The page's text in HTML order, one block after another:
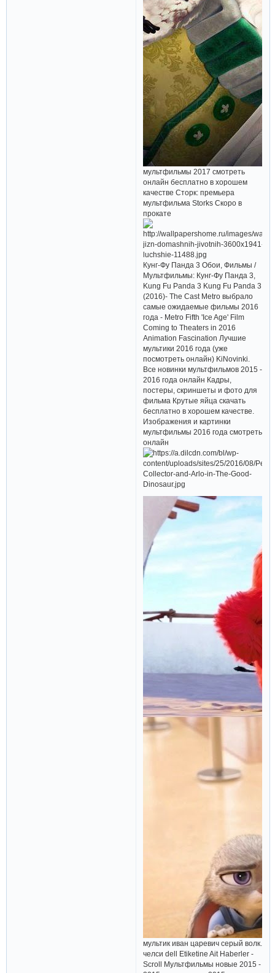
мультфильмы 2017 смотреть
онлайн бесплатно в хорошем
качестве Сторк: премьера
мультфильма Storks Скоро в
прокате
Кунг-Фу Панда 3 Обои, Фильмы /
Мультфильмы: Кунг-Фу Панда 3,
Kung Fu Panda 3 Kung Fu Panda 3
(2016)- The Cast Metro выбрало
самые ожидаемые фильмы 2016
года - Metro Fifth 'Ice Age' Film
Coming to Theaters in 2016
Animation Fascination Лучшие
мультики 2016 года (уже
посмотреть онлайн) KiNovinki.
Все новинки мультфильмов 2015 -
2016 года онлайн Кадры,
постеры, скриншеты и фото для
фильма Крутые яйца скачать
бесплатно в хорошем качестве.
Изображения и картинки
мультфильмы 2016 года смотреть
онлайн
мультик иван царевич серый волк.
челси dell Etiketine Ait Haberler -
Scroll Мультфильмы новые 2015 -